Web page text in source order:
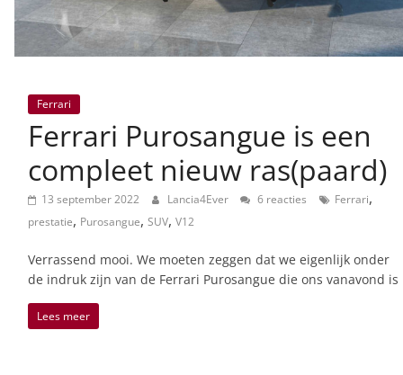
Ferrari
Ferrari Purosangue is een
compleet nieuw ras(paard)
13 september 2022 Lancia4Ever 6 reacties Ferrari,
prestatie, Purosangue, SUV, V12
Verrassend mooi. We moeten zeggen dat we eigenlijk onder
de indruk zijn van de Ferrari Purosangue die ons vanavond is
Lees meer